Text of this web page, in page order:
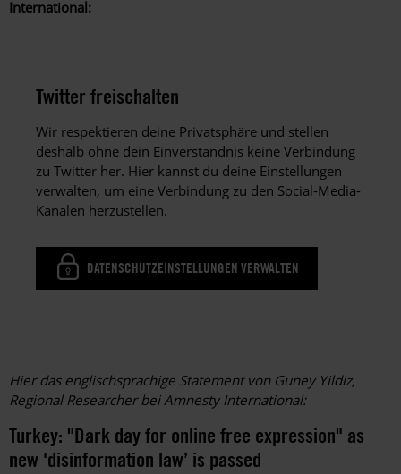
International:
Twitter freischalten
Wir respektieren deine Privatsphäre und stellen
deshalb ohne dein Einverständnis keine Verbindung
zu Twitter her. Hier kannst du deine Einstellungen
verwalten, um eine Verbindung zu den Social-Media-
Kanälen herzustellen.
DATENSCHUTZEINSTELLUNGEN VERWALTEN
Hier das englischsprachige Statement von Guney Yildiz,
Regional Researcher bei Amnesty International:
Turkey: "Dark day for online free expression" as
new 'disinformation law’ is passed